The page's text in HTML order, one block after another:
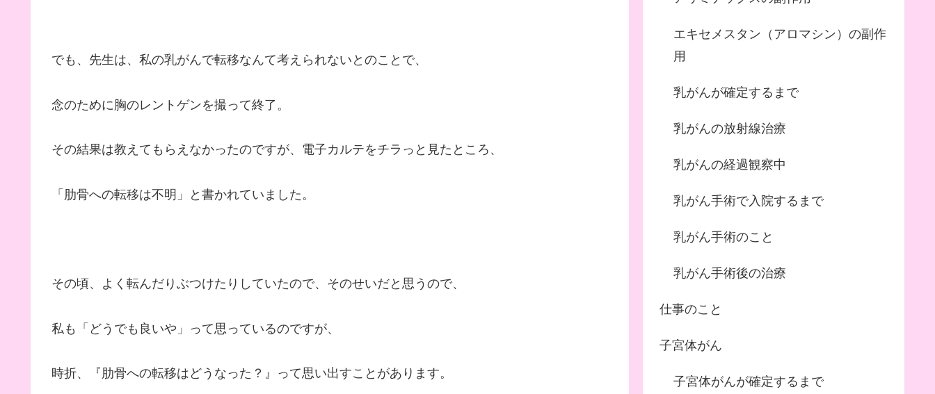
でも、先生は、私の乳がんで転移なんて考えられないとのことで、
念のために胸のレントゲンを撮って終了。
その結果は教えてもらえなかったのですが、電子カルテをチラっと見たところ、
「肋骨への転移は不明」と書かれていました。
その頃、よく転んだりぶつけたりしていたので、そのせいだと思うので、
私も「どうでも良いや」って思っているのですが、
時折、『肋骨への転移はどうなった？』って思い出すことがあります。
エキセメスタン（アロマシン）の副作
用
乳がんが確定するまで
乳がんの放射線治療
乳がんの経過観察中
乳がん手術で入院するまで
乳がん手術のこと
乳がん手術後の治療
仕事のこと
子宮体がん
子宮体がんが確定するまで